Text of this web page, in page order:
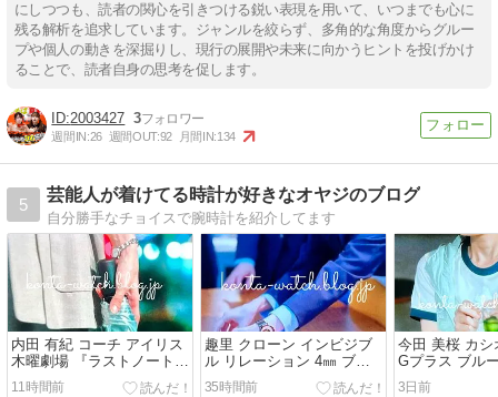
にしつつも、読者の関心を引きつける鋭い表現を用いて、いつまでも心に
残る解析を追求しています。ジャンルを絞らず、多角的な角度からグルー
プや個人の動きを深掘りし、現行の展開や未来に向かうヒントを投げかけ
ることで、読者自身の思考を促します。
2003427 3
週間IN:26 週間OUT:92 月間IN:134
5
芸能人が着けてる時計が好きなオヤジのブログ
自分勝手なチョイスで腕時計を紹介してます
内田 有紀 コーチ アイリス
木曜劇場 『ラストノート』
より
11時間前
趣里 クローン インビジブ
ル リレーション 4㎜ ブラ
ック エディション 木曜ド
35時間前
今田 美桜 カシ
Gプラス ブル
ード ～救命救
3日前